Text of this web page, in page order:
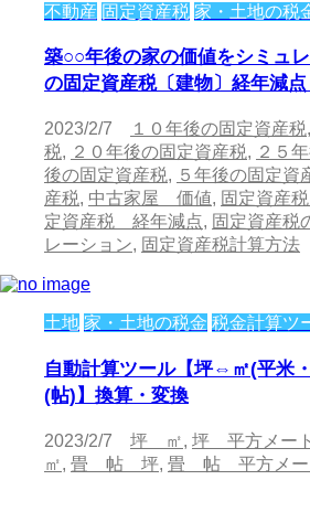
不動産 固定資産税 家・土地の税
築○○年後の家の価値をシミュ
の固定資産税〔建物〕経年減点
2023/2/7 １０年後の固定資産税,
税, ２０年後の固定資産税, ２５
後の固定資産税, ５年後の固定資
産税, 中古家屋 価値, 固定資産
定資産税 経年減点, 固定資産税
レーション, 固定資産税計算方法
土地 家・土地の税金 税金計算ツ
自動計算ツール【坪⇔㎡(平米
(帖)】換算・変換
2023/2/7 坪 ㎡, 坪 平方メー
㎡, 畳 帖 坪, 畳 帖 平方メー